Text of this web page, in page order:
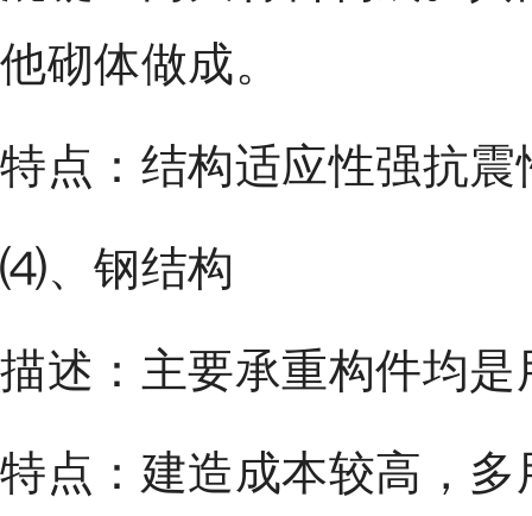
他砌体做成。
特点：结构适应性强抗
⑷、钢结构
描述：主要承重构件均
特点：建造成本较高，